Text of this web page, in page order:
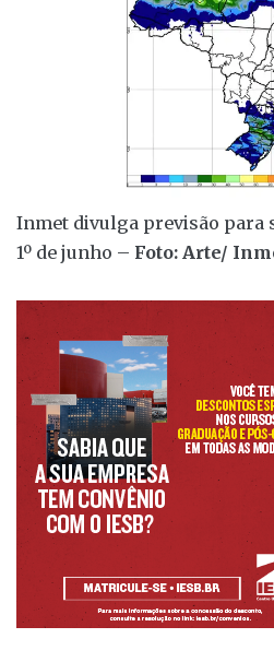
Inmet divulga previsão para
1º de junho – Foto: Arte/